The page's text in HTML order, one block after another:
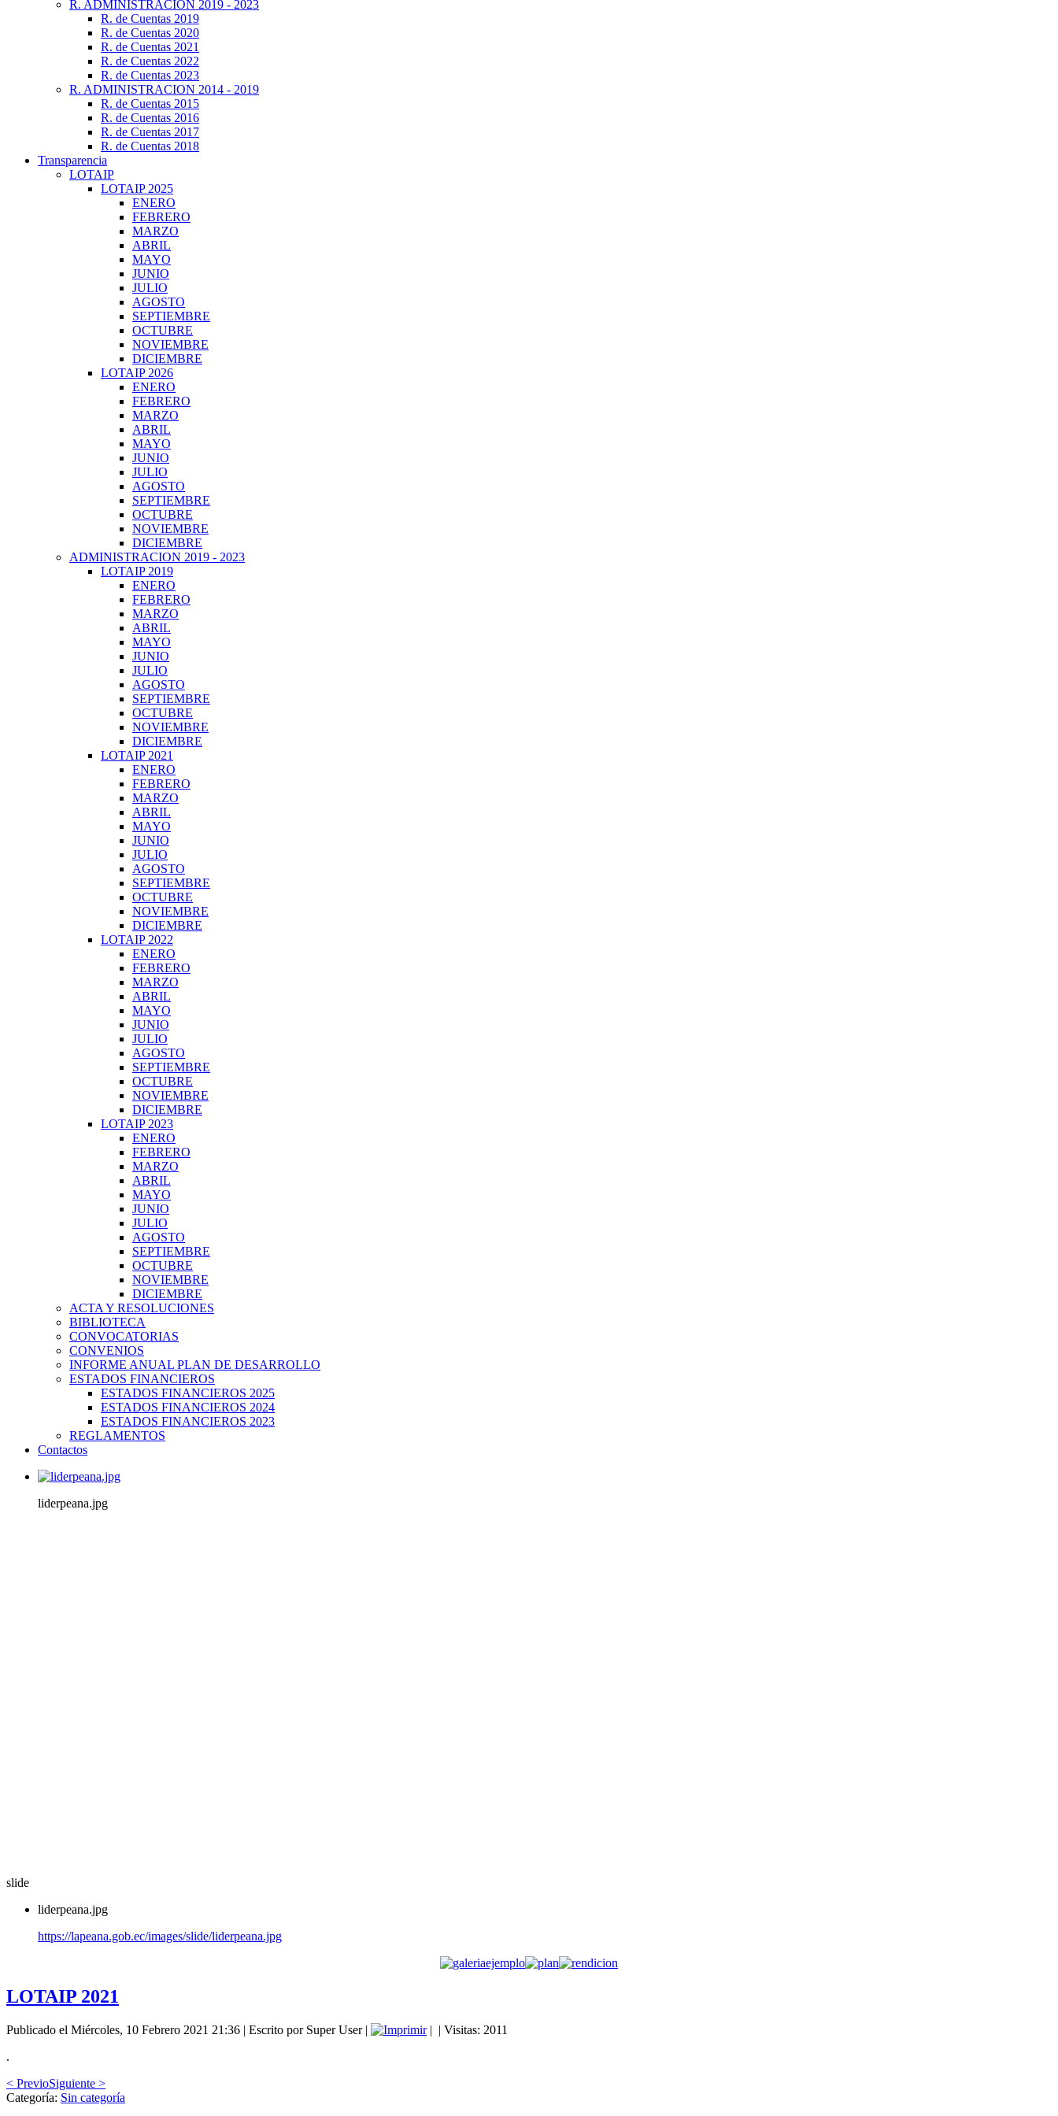
R. ADMINISTRACION 2019 - 2023
R. de Cuentas 2019
R. de Cuentas 2020
R. de Cuentas 2021
R. de Cuentas 2022
R. de Cuentas 2023
R. ADMINISTRACION 2014 - 2019
R. de Cuentas 2015
R. de Cuentas 2016
R. de Cuentas 2017
R. de Cuentas 2018
Transparencia
LOTAIP
LOTAIP 2025
ENERO
FEBRERO
MARZO
ABRIL
MAYO
JUNIO
JULIO
AGOSTO
SEPTIEMBRE
OCTUBRE
NOVIEMBRE
DICIEMBRE
LOTAIP 2026
ENERO
FEBRERO
MARZO
ABRIL
MAYO
JUNIO
JULIO
AGOSTO
SEPTIEMBRE
OCTUBRE
NOVIEMBRE
DICIEMBRE
ADMINISTRACION 2019 - 2023
LOTAIP 2019
ENERO
FEBRERO
MARZO
ABRIL
MAYO
JUNIO
JULIO
AGOSTO
SEPTIEMBRE
OCTUBRE
NOVIEMBRE
DICIEMBRE
LOTAIP 2021
ENERO
FEBRERO
MARZO
ABRIL
MAYO
JUNIO
JULIO
AGOSTO
SEPTIEMBRE
OCTUBRE
NOVIEMBRE
DICIEMBRE
LOTAIP 2022
ENERO
FEBRERO
MARZO
ABRIL
MAYO
JUNIO
JULIO
AGOSTO
SEPTIEMBRE
OCTUBRE
NOVIEMBRE
DICIEMBRE
LOTAIP 2023
ENERO
FEBRERO
MARZO
ABRIL
MAYO
JUNIO
JULIO
AGOSTO
SEPTIEMBRE
OCTUBRE
NOVIEMBRE
DICIEMBRE
ACTA Y RESOLUCIONES
BIBLIOTECA
CONVOCATORIAS
CONVENIOS
INFORME ANUAL PLAN DE DESARROLLO
ESTADOS FINANCIEROS
ESTADOS FINANCIEROS 2025
ESTADOS FINANCIEROS 2024
ESTADOS FINANCIEROS 2023
REGLAMENTOS
Contactos
liderpeana.jpg
slide
liderpeana.jpg
https://lapeana.gob.ec/images/slide/liderpeana.jpg
LOTAIP 2021
Publicado el Miércoles, 10 Febrero 2021 21:36 | Escrito por Super User| | | Visitas: 2011
.
< PrevioSiguiente >
Categoría: Sin categoría